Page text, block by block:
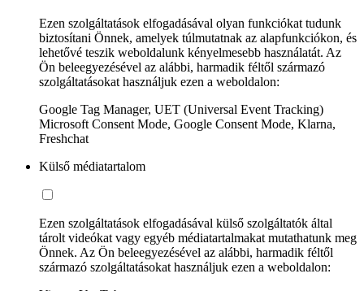
Ezen szolgáltatások elfogadásával olyan funkciókat tudunk
biztosítani Önnek, amelyek túlmutatnak az alapfunkciókon, és
lehetővé teszik weboldalunk kényelmesebb használatát. Az
Ön beleegyezésével az alábbi, harmadik féltől származó
szolgáltatásokat használjuk ezen a weboldalon:
Google Tag Manager, UET (Universal Event Tracking)
Microsoft Consent Mode, Google Consent Mode, Klarna,
Freshchat
Külső médiatartalom
Ezen szolgáltatások elfogadásával külső szolgáltatók által
tárolt videókat vagy egyéb médiatartalmakat mutathatunk meg
Önnek. Az Ön beleegyezésével az alábbi, harmadik féltől
származó szolgáltatásokat használjuk ezen a weboldalon: